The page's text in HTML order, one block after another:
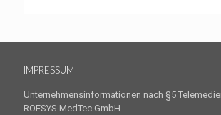
IMPRESSUM
Unternehmensinformationen nach §5
ROESYS MedTec GmbH